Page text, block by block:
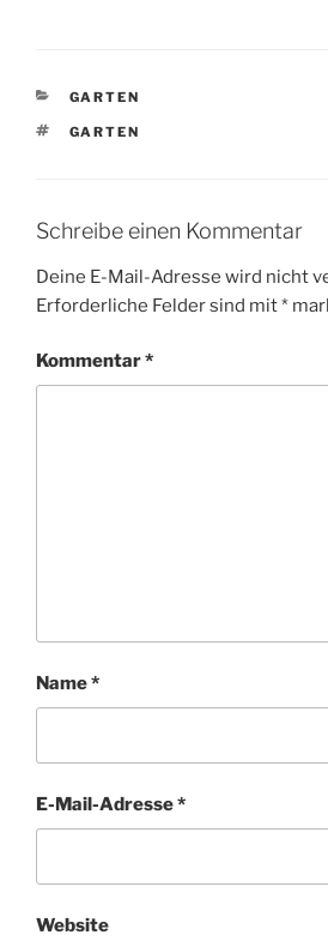
KATEGORIEN
GARTEN
SCHLAGWÖRTER
GARTEN
Schreibe einen Kommentar
Deine E-Mail-Adresse wird nicht
Erforderliche Felder sind mit*
Kommentar*
Name*
E-Mail-Adresse*
Website